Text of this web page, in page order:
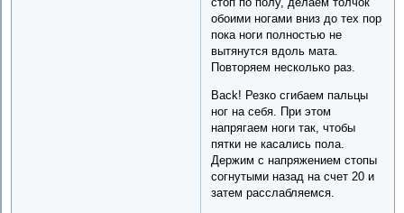
обоими ногами вниз до тех пор
пока ноги полностью не
вытянутся вдоль мата.
Повторяем несколько раз.
Back! Резко сгибаем пальцы
ног на себя. При этом
напрягаем ноги так, чтобы
пятки не касались пола.
Держим с напряжением стопы
согнутыми назад на счет 20 и
затем расслабляемся.